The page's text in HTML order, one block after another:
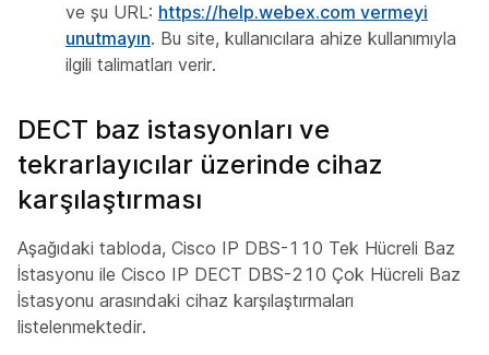
ve şu URL: https://help.webex.com vermeyi
unutmayın. Bu site, kullanıcılara ahize kullanımıyla
ilgili talimatları verir.
DECT baz istasyonları ve
tekrarlayıcılar üzerinde cihaz
karşılaştırması
Aşağıdaki tabloda, Cisco IP DBS-110 Tek Hücreli Baz
İstasyonu ile Cisco IP DECT DBS-210 Çok Hücreli Baz
İstasyonu arasındaki cihaz karşılaştırmaları
listelenmektedir.